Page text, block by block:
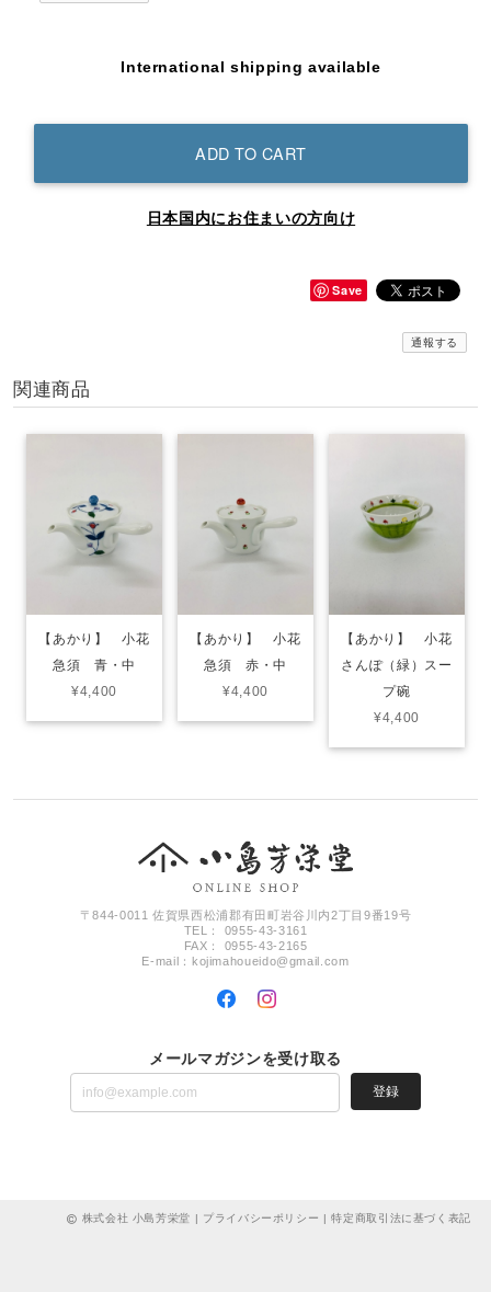
International shipping available
ADD TO CART
日本国内にお住まいの方向け
Save
通報する
関連商品
【あかり】 小花
急須 青・中
¥4,400
【あかり】 小花
急須 赤・中
¥4,400
【あかり】 小花
さんぽ（緑）スー
プ碗
¥4,400
〒844-0011 佐賀県西松浦郡有田町岩谷川内2丁目9番19号
TEL： 0955-43-3161
FAX： 0955-43-2165
E-mail： kojimahoueido@gmail.com
メールマガジンを受け取る
登録
株式会社 小島芳栄堂 | プライバシーポリシー |特定商取引法に基づく表記